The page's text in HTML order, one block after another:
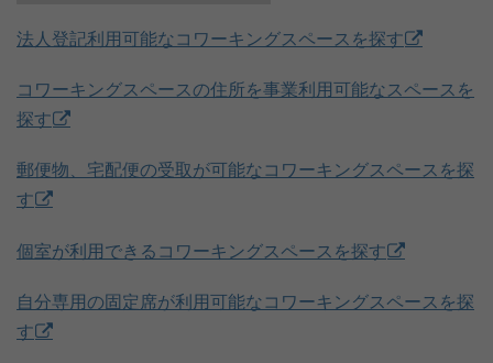
法人登記利用可能なコワーキングスペースを探す
コワーキングスペースの住所を事業利用可能なスペースを
探す
郵便物、宅配便の受取が可能なコワーキングスペースを探
す
個室が利用できるコワーキングスペースを探す
自分専用の固定席が利用可能なコワーキングスペースを探
す